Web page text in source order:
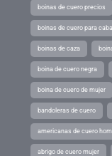
boinas de cuero precios
boinas de cuero para
boinas de caza
boina de cuero negra
boina de cuero de mujer
bandoleras de cuero
americanas de cuero
abrigo de cuero mujer